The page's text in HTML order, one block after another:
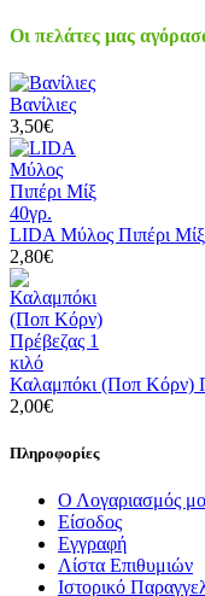
Οι πελάτες μας
Βανίλιες
3,50€
LIDA Μύλος Πιπέρι
2,80€
Καλαμπόκι (Ποπ Κόρν)
2,00€
Πληροφορίες
Ο Λογαριασμός
Είσοδος
Εγγραφή
Λίστα Επιθυμιών
Ιστορικό